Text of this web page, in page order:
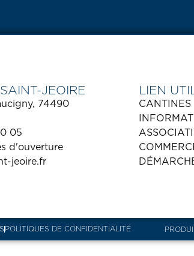
JEOIRE
74490
05
d'ouverture
jeoire.fr
LIEN
CANTINES
POLITIQUES DE CONFIDENTIALITÉ